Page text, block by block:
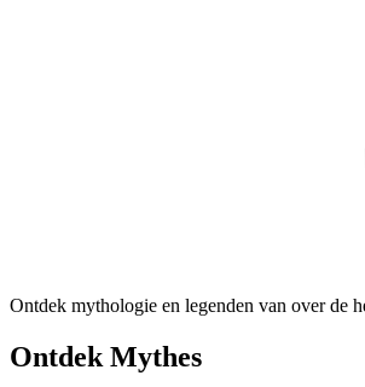
Ontdek mythologie en legenden van over de
Ontdek Mythes